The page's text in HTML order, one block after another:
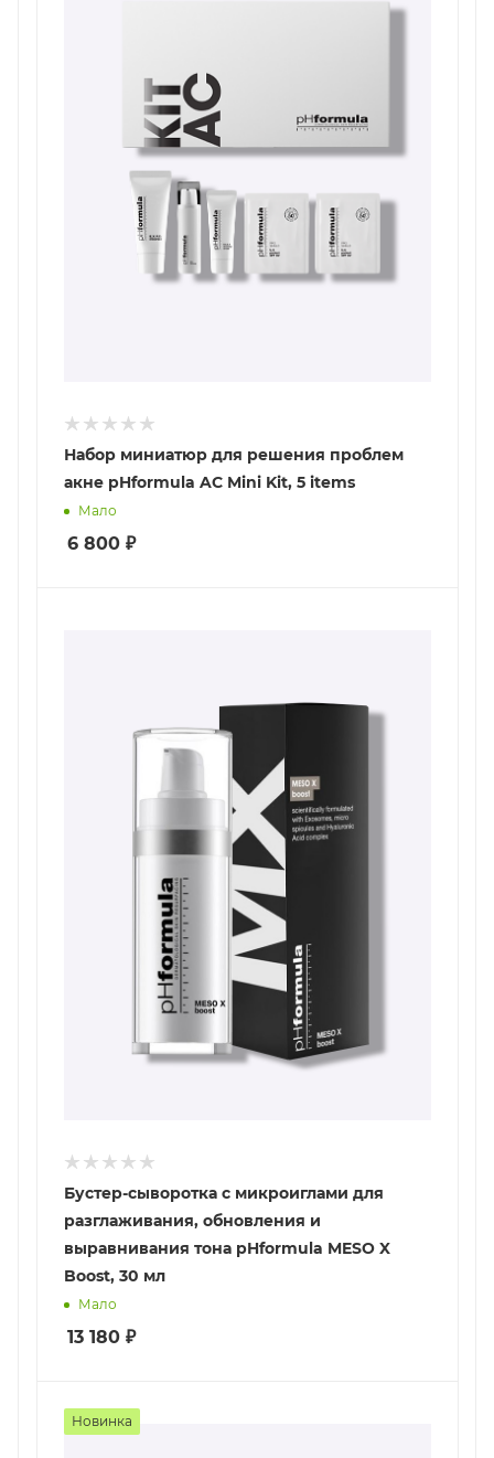
Набор миниатюр для решения проблем
акне pHformula AC Mini Kit, 5 items
Мало
6 800 ₽
Бустер-сыворотка с микроиглами для
разглаживания, обновления и
выравнивания тона pHformula MESO X
Boost, 30 мл
Мало
13 180 ₽
Новинка